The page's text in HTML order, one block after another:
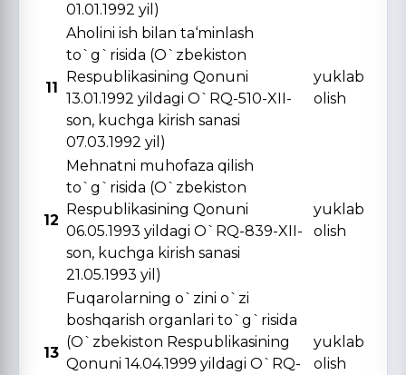
01.01.1992 yil)
11
Aholini ish bilan ta‘minlash
to`g`risida (O`zbekiston
Respublikasining Qonuni
13.01.1992 yildagi O`RQ-510-XII-
son, kuchga kirish sanasi
07.03.1992 yil)
yuklab
olish
12
Mehnatni muhofaza qilish
to`g`risida (O`zbekiston
Respublikasining Qonuni
06.05.1993 yildagi O`RQ-839-XII-
son, kuchga kirish sanasi
21.05.1993 yil)
yuklab
olish
13
Fuqarolarning o`zini o`zi
boshqarish organlari to`g`risida
(O`zbekiston Respublikasining
Qonuni 14.04.1999 yildagi O`RQ-
yuklab
olish